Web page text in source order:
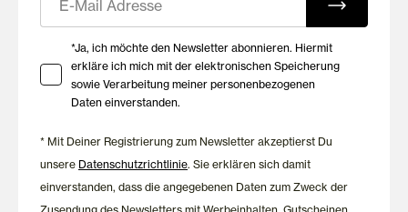
Homewear mit dem Anspruch, hochwertige Materialien,
sorgfältige Verarbeitung und zeitloses Design miteinander zu
verbinden. Die Damen Shorts überzeugen durch langlebige
Kombinationsmöglichkeiten – für entspannte Momente, Tag für
Ihre Zustimmung zu Marketing E-Mails
*Ja, ich möchte den Newsletter abonnieren. Hiermit
erkläre ich mich mit der elektronischen Speicherung
sowie Verarbeitung meiner personenbezogenen
Daten einverstanden.
* Mit Deiner Registrierung zum Newsletter akzeptierst Du
unsere Datenschutzrichtlinie. Sie erklären sich damit
einverstanden, dass die angegebenen Daten zum Zweck der
Zusendung des Newsletters mit Werbeinhalten, Gutscheinen